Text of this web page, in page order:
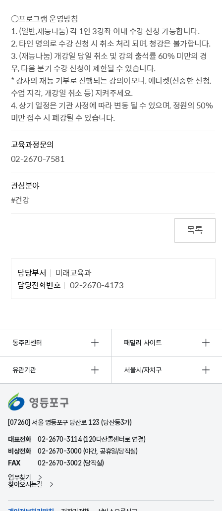
○프로그램 운영방침
1. (일반,재능나눔) 각 1인 3강좌 이내 수강 신청 가능합니다.
2. 타인 명의로 수강 신청 시 취소 처리 되며, 청강은 불가합니다.
3. (재능나눔) 개강일 당일 취소 및 강의 출석률 60% 미만의 경
우, 다음 분기 수강 신청이 제한될 수 있습니다.
* 강사의 재능 기부로 진행되는 강의이오니, 에티켓(신중한 신청,
수업 지각, 개강일 취소 등) 지켜주세요.
4. 상기 일정은 기관 사정에 따라 변동 될 수 있으며, 정원의 50%
미만 접수 시 폐강될 수 있습니다.
교육과정문의
02-2670-7581
관심분야
#건강
목록
담당부서
미래교육과
담당전화번호
02-2670-4173
동주민센터 패밀리 사이트
유관기관 서울시/자치구
[07260] 서울 영등포구 당산로 123 (당산동3가)
대표전화
02-2670-3114 (120다산콜센터로 연결)
비상전화
02-2670-3000 (야간, 공휴일/당직실)
FAX
02-2670-3002 (당직실)
업무찾기
찾아오시는길